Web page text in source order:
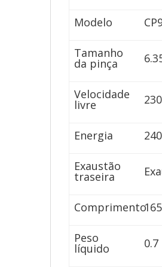
Modelo
Tamanho
da pinça
Velocidade
livre
Energia
Exaustão
traseira
Comprimento
Peso
líquido 0.7